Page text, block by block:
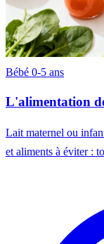
Bébé 0-5 ans
L'alimentation
Lait maternel ou
et aliments à éviter :